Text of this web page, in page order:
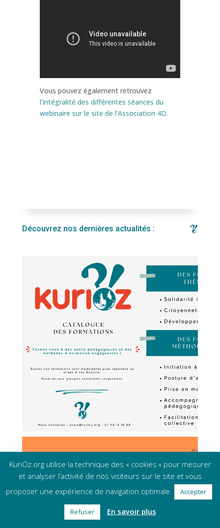
Vous pouvez également retrouvez
l’intégralité des différentes séances du
webinaire sur le site de l’Association 4D.
Découvrez nos dernières actualités :
KuriOz.org utilise la technique des « cookies » pour mesurer
et analyser l’activité de nos visiteurs sur le site et vous
proposer une expérience de navigation optimale.
Accepter
Refuser En savoir plus